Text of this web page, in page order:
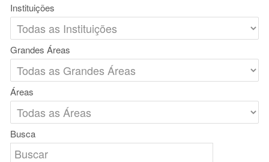
Instituições
Grandes Áreas
Áreas
Busca